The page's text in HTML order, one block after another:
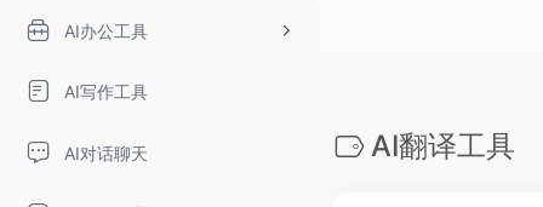
AI办公工具
AI写作工具
AI对话聊天 AI翻译工具